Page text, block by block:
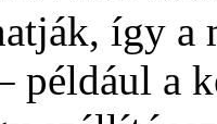
így a
például a